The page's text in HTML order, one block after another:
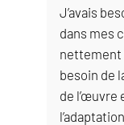
J’avais
dans mes
nettement
besoin de
de l’œuvre